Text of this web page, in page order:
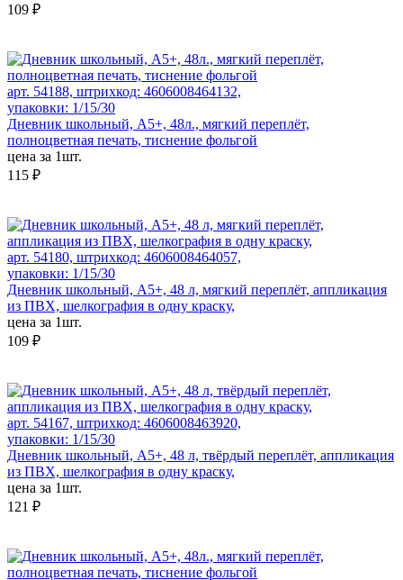
109 ₽
арт. 54188, штрихкод: 4606008464132,
упаковки: 1/15/30
Дневник школьный, А5+, 48л., мягкий переплёт,
полноцветная печать, тиснение фольгой
цена за 1шт.
115 ₽
арт. 54180, штрихкод: 4606008464057,
упаковки: 1/15/30
Дневник школьный, А5+, 48 л, мягкий переплёт, аппликация
из ПВХ, шелкография в одну краску,
цена за 1шт.
109 ₽
арт. 54167, штрихкод: 4606008463920,
упаковки: 1/15/30
Дневник школьный, А5+, 48 л, твёрдый переплёт, аппликация
из ПВХ, шелкография в одну краску,
цена за 1шт.
121 ₽